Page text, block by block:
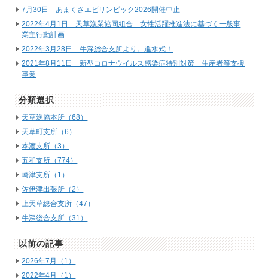
7月30日 あまくさエビリンピック2026開催中止
2022年4月1日 天草漁業協同組合 女性活躍推進法に基づく一般事
業主行動計画
2022年3月28日 牛深総合支所より。進水式！
2021年8月11日 新型コロナウイルス感染症特別対策 生産者等支援
事業
分類選択
天草漁協本所（68）
天草町支所（6）
本渡支所（3）
五和支所（774）
崎津支所（1）
佐伊津出張所（2）
上天草総合支所（47）
牛深総合支所（31）
以前の記事
2026年7月（1）
2022年4月（1）